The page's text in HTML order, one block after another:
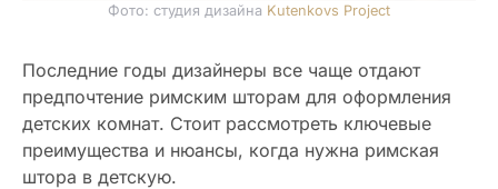
Фото: студия дизайна Kutenkovs Project
Последние годы дизайнеры все чаще отдают
предпочтение римским шторам для оформления
детских комнат. Стоит рассмотреть ключевые
преимущества и нюансы, когда нужна римская
штора в детскую.